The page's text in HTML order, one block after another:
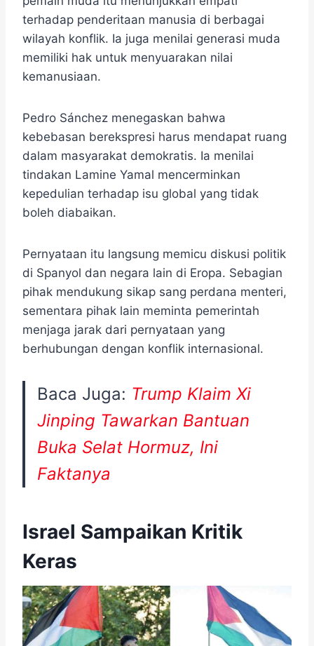
terhadap penderitaan manusia di berbagai
wilayah konflik. Ia juga menilai generasi muda
memiliki hak untuk menyuarakan nilai
kemanusiaan.
Pedro Sánchez menegaskan bahwa
kebebasan berekspresi harus mendapat ruang
dalam masyarakat demokratis. Ia menilai
tindakan Lamine Yamal mencerminkan
kepedulian terhadap isu global yang tidak
boleh diabaikan.
Pernyataan itu langsung memicu diskusi politik
di Spanyol dan negara lain di Eropa. Sebagian
pihak mendukung sikap sang perdana menteri,
sementara pihak lain meminta pemerintah
menjaga jarak dari pernyataan yang
berhubungan dengan konflik internasional.
Baca Juga: Trump Klaim Xi
Jinping Tawarkan Bantuan
Buka Selat Hormuz, Ini
Faktanya
Israel Sampaikan Kritik
Keras